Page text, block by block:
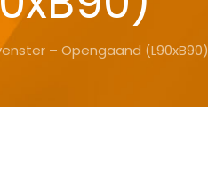
– Opengaand (L90xB90)